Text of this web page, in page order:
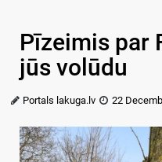
Pīzeimis par
jūs volūdu
Portals lakuga.lv 22